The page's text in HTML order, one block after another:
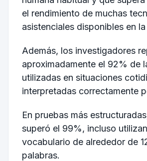
el rendimiento de muchas
asistenciales disponibles en
Además, los investigadores
aproximadamente el 92% de
utilizadas en situaciones
interpretadas correctamente
En pruebas más
superó el 99%, incluso
vocabulario de alrededor de
palabras.